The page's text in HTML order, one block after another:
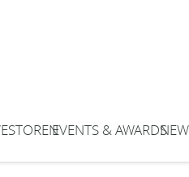
EVENTS & AWARDS